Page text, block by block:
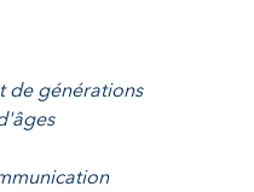
de générations